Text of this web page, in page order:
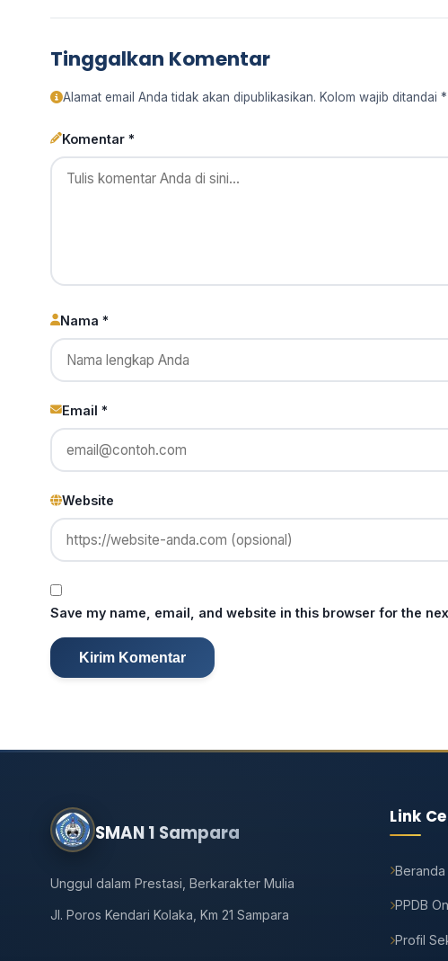
Tinggalkan Komentar
Alamat email Anda tidak akan dipublikasikan. Kolom wajib ditandai *
Komentar *
Nama *
Email *
Website
Save my name, email, and website in this browser for the
SMAN 1 Sampara
Unggul dalam Prestasi, Berkarakter Mulia
Jl. Poros Kendari Kolaka, Km 21 Sampara
Link
Beranda
PPDB
Profil